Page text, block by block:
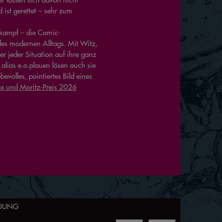
ist gerettet – sehr zum
– die Comic-
modernen Alltags. Mit Witz,
jeder Situation auf ihre ganz
e.o.plauen lösen auch sie
pointiertes Bild eines
und Moritz-Preis 2026